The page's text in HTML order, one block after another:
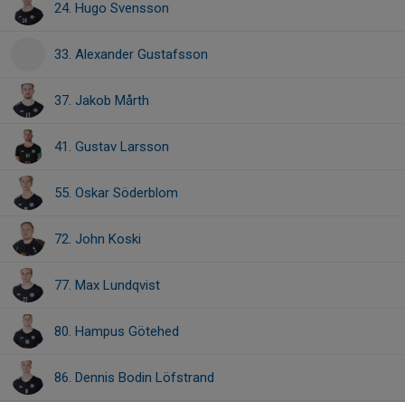
24. Hugo Svensson
33. Alexander Gustafsson
37. Jakob Mårth
41. Gustav Larsson
55. Oskar Söderblom
72. John Koski
77. Max Lundqvist
80. Hampus Götehed
86. Dennis Bodin Löfstrand